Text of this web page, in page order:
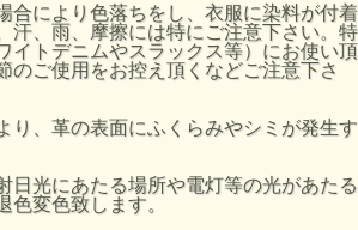
合により色落ちをし、衣服に染料が付着
汗、雨、摩擦には特にご注意下さい。特
イトデニムやスラックス等）にお使い頂
のご使用をお控え頂くなどご注意下さ
り、革の表面にふくらみやシミが発生す
日光にあたる場所や電灯等の光があたる
色変色致します。